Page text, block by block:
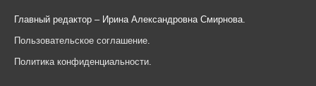
Главный редактор – Ирина Александровна Смирнова.
Пользовательское соглашение.
Политика конфиденциальности